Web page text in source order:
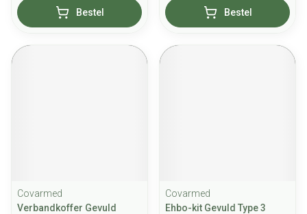
Bestel Bestel
Covarmed
Verbandkoffer Gevuld
Covarmed
Ehbo-kit Gevuld Type 3